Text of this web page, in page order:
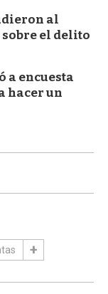
al
el delito
a encuesta
hacer un